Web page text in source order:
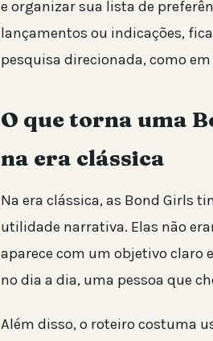
e organizar sua lista de
lançamentos ou indicações,
pesquisa direcionada, como em
O que torna uma
na era clássica
Na era clássica, as Bond Girls
utilidade narrativa. Elas não
aparece com um objetivo claro
no dia a dia, uma pessoa que
Além disso, o roteiro costuma